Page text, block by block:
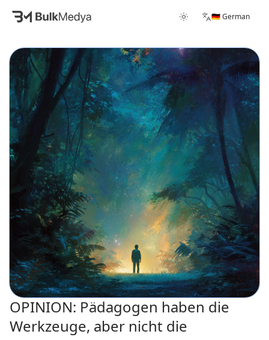
🇩🇪 German
OPINION: Pädagogen haben die
Werkzeuge, aber nicht die